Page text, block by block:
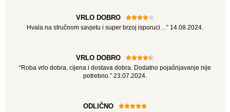
VRLO DOBRO 
Hvala na stručnom savjetu i super brzoj isporuci…” 14.08.2024.
VRLO DOBRO 
“Roba vrlo dobra, cijena i dostava dobra. Dodatno pojašnjavanje nije
potrebno.” 23.07.2024.
ODLIČNO 